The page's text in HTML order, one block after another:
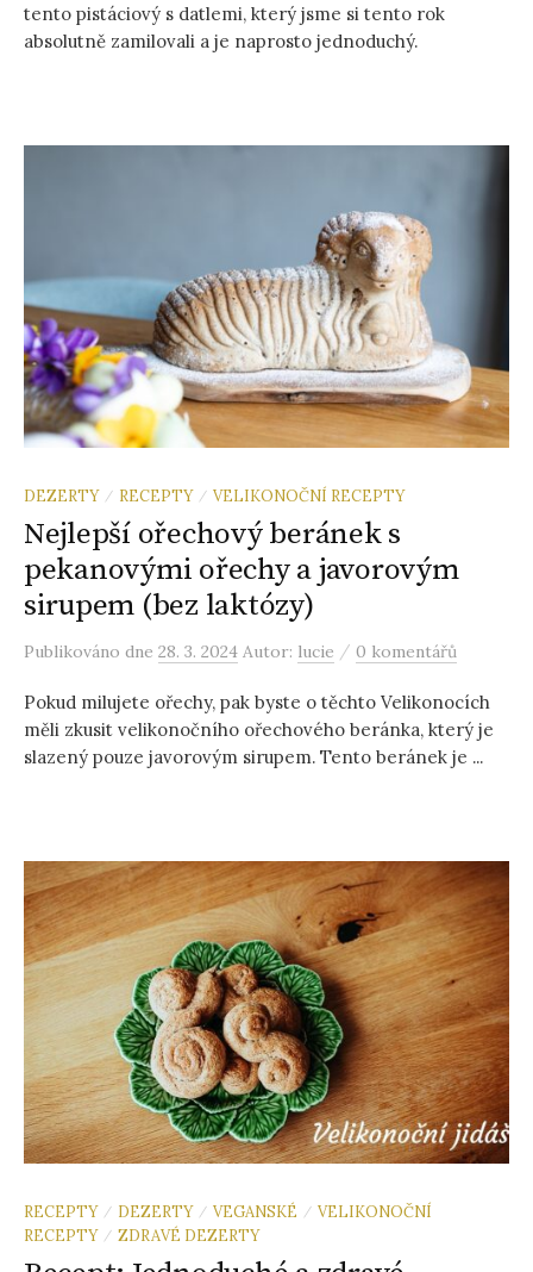
tento pistáciový s datlemi, který jsme si tento rok
absolutně zamilovali a je naprosto jednoduchý.
DEZERTY / RECEPTY / VELIKONOČNÍ RECEPTY
Nejlepší ořechový beránek s
pekanovými ořechy a javorovým
sirupem (bez laktózy)
Publikováno dne 28. 3. 2024 Autor: lucie / 0 komentářů
Pokud milujete ořechy, pak byste o těchto Velikonocích
měli zkusit velikonočního ořechového beránka, který je
slazený pouze javorovým sirupem. Tento beránek je ...
RECEPTY / DEZERTY / VEGANSKÉ / VELIKONOČNÍ
RECEPTY / ZDRAVÉ DEZERTY